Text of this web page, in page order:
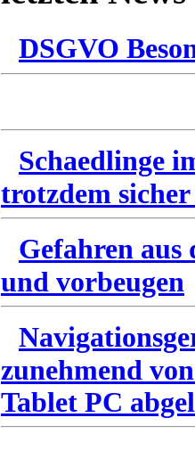
DSGVO
Schaedlinge
trotzdem
Gefahren
und vorbeugen
zunehmend
Tablet PC